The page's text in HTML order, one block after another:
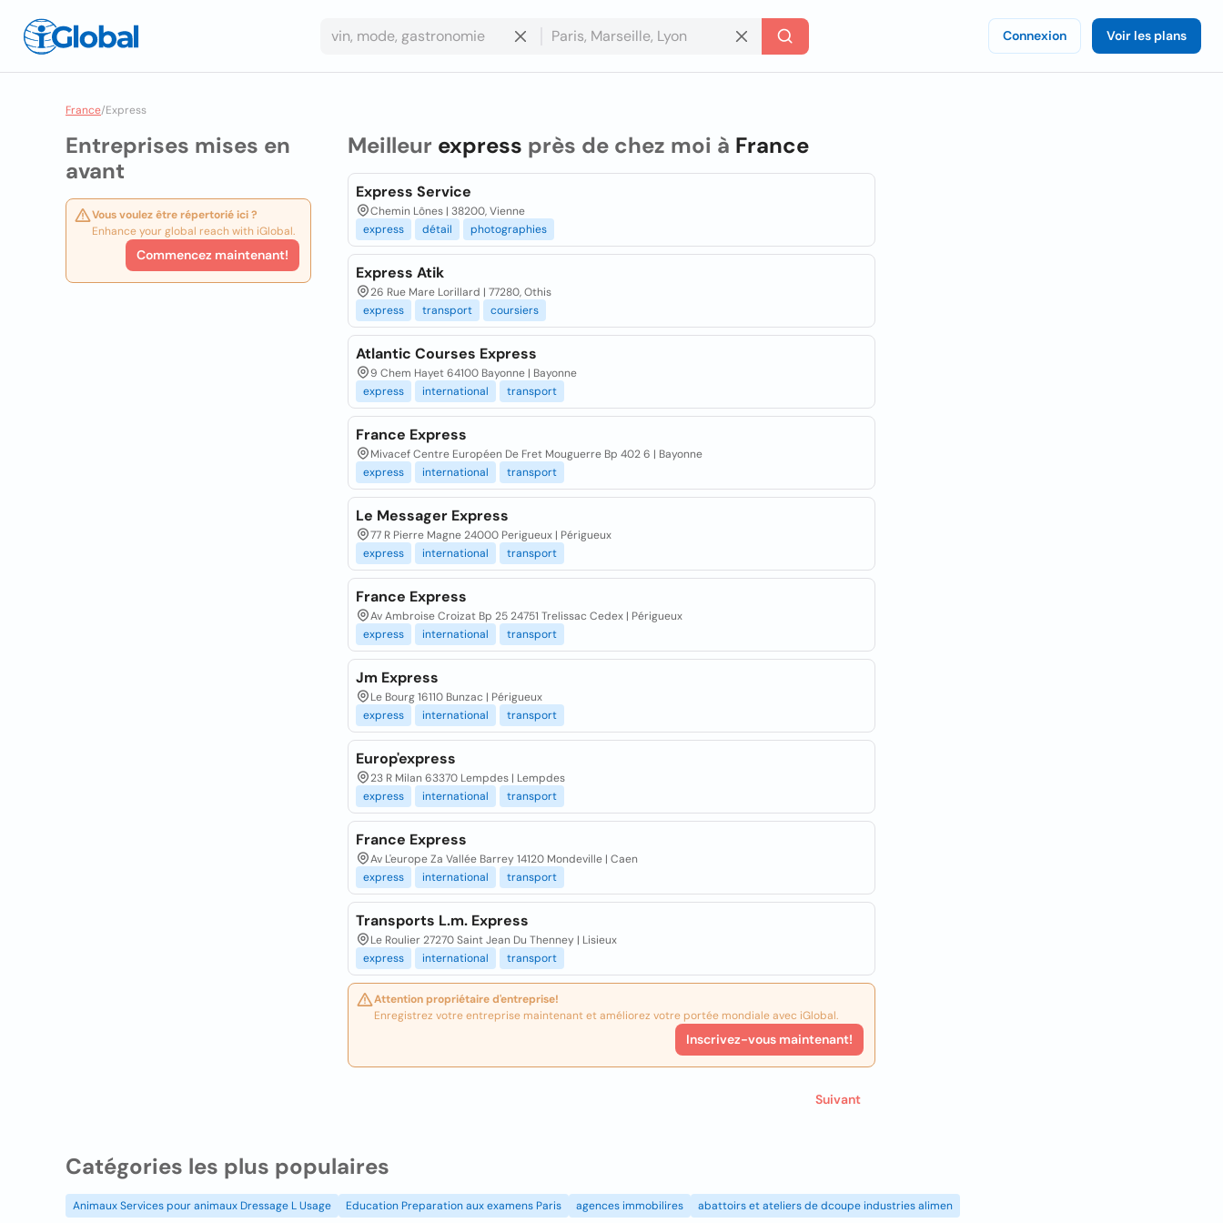
Connexion Voir les plans
France/Express
Entreprises mises en
avant
Vous voulez être répertorié ici ?
Enhance your global reach with iGlobal.
Commencez maintenant!
Meilleur express près de chez moi à France
Express Service
Chemin Lônes | 38200, Vienne
express
détail photographies
Express Atik
26 Rue Mare Lorillard | 77280, Othis
express
transport coursiers
Atlantic Courses Express
9 Chem Hayet 64100 Bayonne | Bayonne
express
international transport
France Express
Mivacef Centre Européen De Fret Mouguerre Bp 402 6 | Bayonne
express
international transport
Le Messager Express
77 R Pierre Magne 24000 Perigueux | Périgueux
express
international transport
France Express
Av Ambroise Croizat Bp 25 24751 Trelissac Cedex | Périgueux
express
international transport
Jm Express
Le Bourg 16110 Bunzac | Périgueux
express
international transport
Europ'express
23 R Milan 63370 Lempdes | Lempdes
express
international transport
France Express
Av L'europe Za Vallée Barrey 14120 Mondeville | Caen
express
international transport
Transports L.m. Express
Le Roulier 27270 Saint Jean Du Thenney | Lisieux
express
international transport
Attention propriétaire d'entreprise!
Enregistrez votre entreprise maintenant et améliorez votre portée mondiale avec iGlobal.
Inscrivez-vous maintenant!
Suivant
Catégories les plus populaires
Animaux Services pour animaux Dressage L Usage Education Preparation aux examens Paris agences immobilires abattoirs et ateliers de dcoupe industries alimen